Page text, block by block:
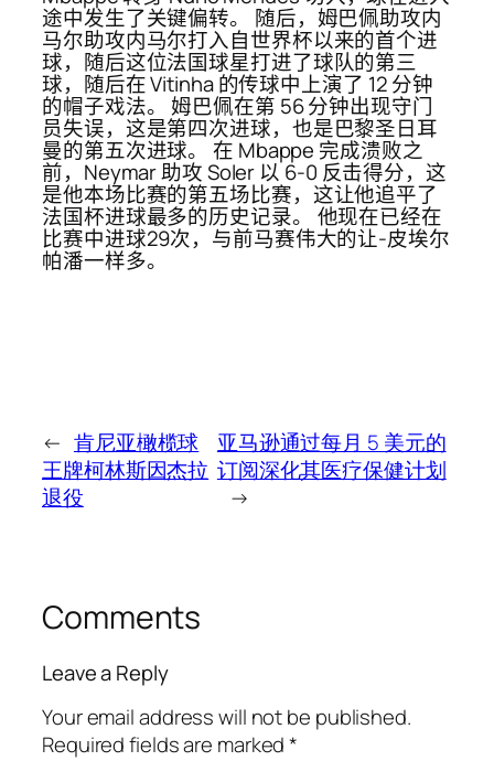
途中发生了关键偏转。 随后，姆巴佩助攻内
马尔助攻内马尔打入自世界杯以来的首个进
球，随后这位法国球星打进了球队的第三
球，随后在 Vitinha 的传球中上演了 12 分钟
的帽子戏法。 姆巴佩在第 56 分钟出现守门
员失误，这是第四次进球，也是巴黎圣日耳
曼的第五次进球。 在 Mbappe 完成溃败之
前，Neymar 助攻 Soler 以 6-0 反击得分，这
是他本场比赛的第五场比赛，这让他追平了
法国杯进球最多的历史记录。 他现在已经在
比赛中进球29次，与前马赛伟大的让-皮埃尔
帕潘一样多。
← 肯尼亚橄榄球
王牌柯林斯因杰拉
退役
亚马逊通过每月 5 美元的
订阅深化其医疗保健计划
→
Comments
Leave a Reply
Your email address will not be published.
Required fields are marked*